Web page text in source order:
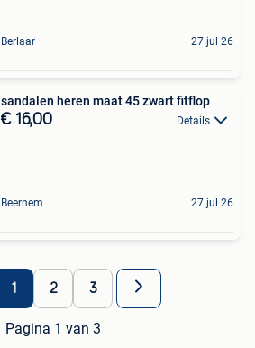
Berlaar 27 jul 26
sandalen heren maat 45 zwart fitflop
€ 16,00 Details
Beernem 27 jul 26
1 2 3
Pagina 1 van 3